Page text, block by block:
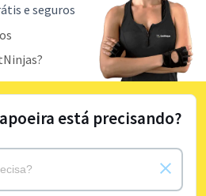
e seguros
está precisando?